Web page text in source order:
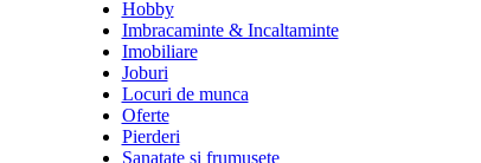
Hobby
Imbracaminte & Incaltaminte
Imobiliare
Joburi
Locuri de munca
Oferte
Pierderi
Sanatate si frumusete